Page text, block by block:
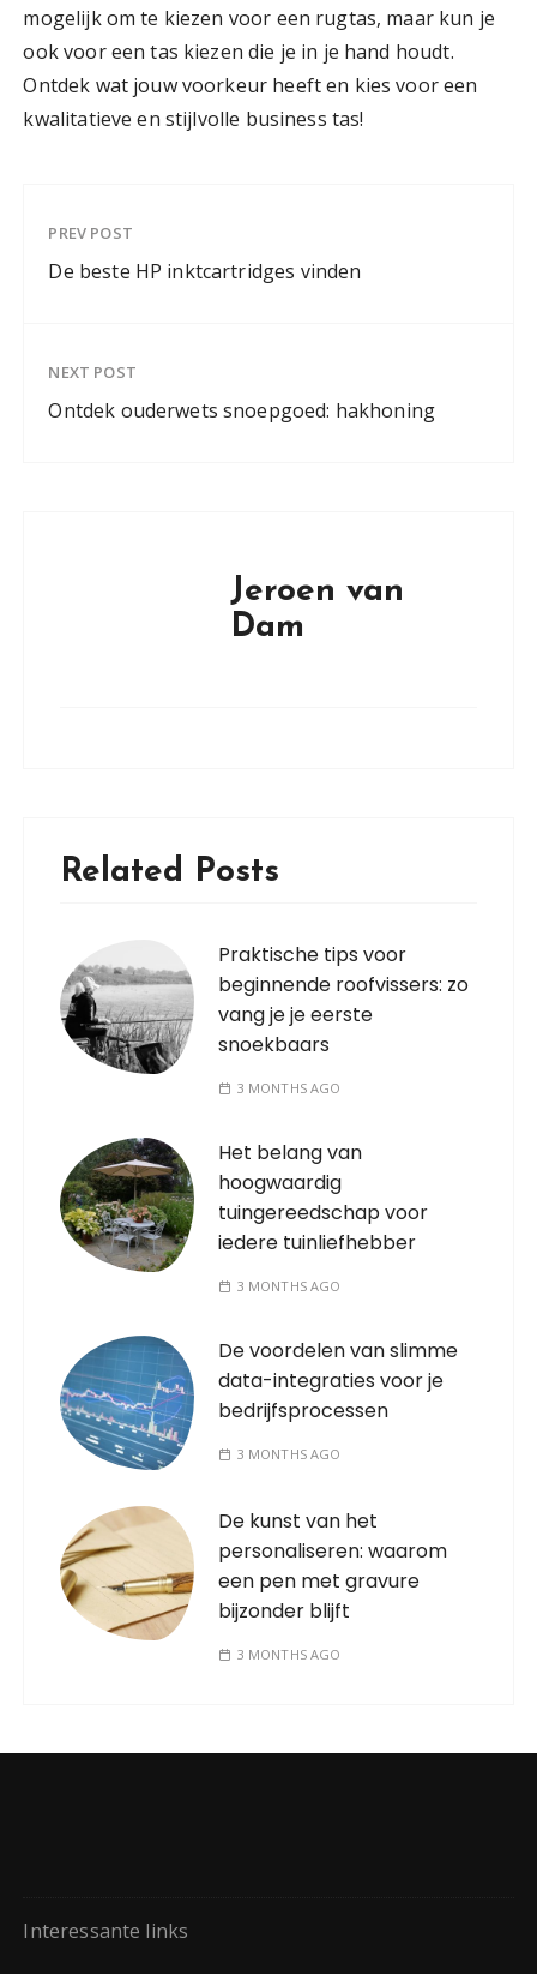
mogelijk om te kiezen voor een rugtas, maar kun je
ook voor een tas kiezen die je in je hand houdt.
Ontdek wat jouw voorkeur heeft en kies voor een
kwalitatieve en stijlvolle business tas!
PREV POST
De beste HP inktcartridges vinden
NEXT POST
Ontdek ouderwets snoepgoed: hakhoning
Jeroen van
Dam
Related Posts
Praktische tips voor
beginnende roofvissers: zo
vang je je eerste
snoekbaars
3 MONTHS AGO
Het belang van
hoogwaardig
tuingereedschap voor
iedere tuinliefhebber
3 MONTHS AGO
De voordelen van slimme
data-integraties voor je
bedrijfsprocessen
3 MONTHS AGO
De kunst van het
personaliseren: waarom
een pen met gravure
bijzonder blijft
3 MONTHS AGO
Interessante links